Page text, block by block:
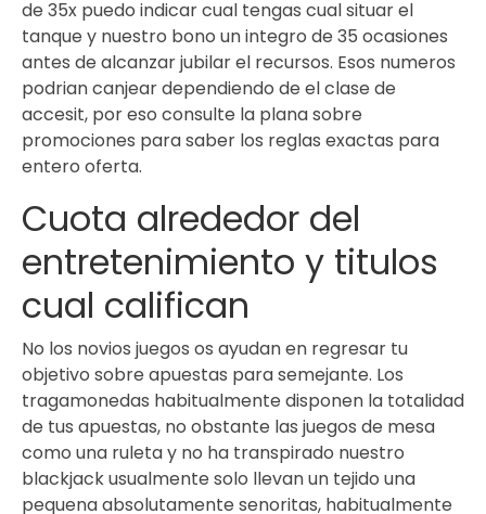
de 35x puedo indicar cual tengas cual situar el
tanque y nuestro bono un integro de 35 ocasiones
antes de alcanzar jubilar el recursos. Esos numeros
podrian canjear dependiendo de el clase de
accesit, por eso consulte la plana sobre
promociones para saber los reglas exactas para
entero oferta.
Cuota alrededor del
entretenimiento y titulos
cual califican
No los novios juegos os ayudan en regresar tu
objetivo sobre apuestas para semejante. Los
tragamonedas habitualmente disponen la totalidad
de tus apuestas, no obstante las juegos de mesa
como una ruleta y no ha transpirado nuestro
blackjack usualmente solo llevan un tejido una
pequena absolutamente senoritas, habitualmente